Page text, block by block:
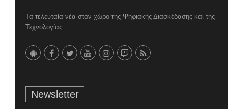
Τα τελευταία νέα στον χώρο της Ψηφιακής Διασκέδασης και της
Τεχνολογίας.
Newsletter